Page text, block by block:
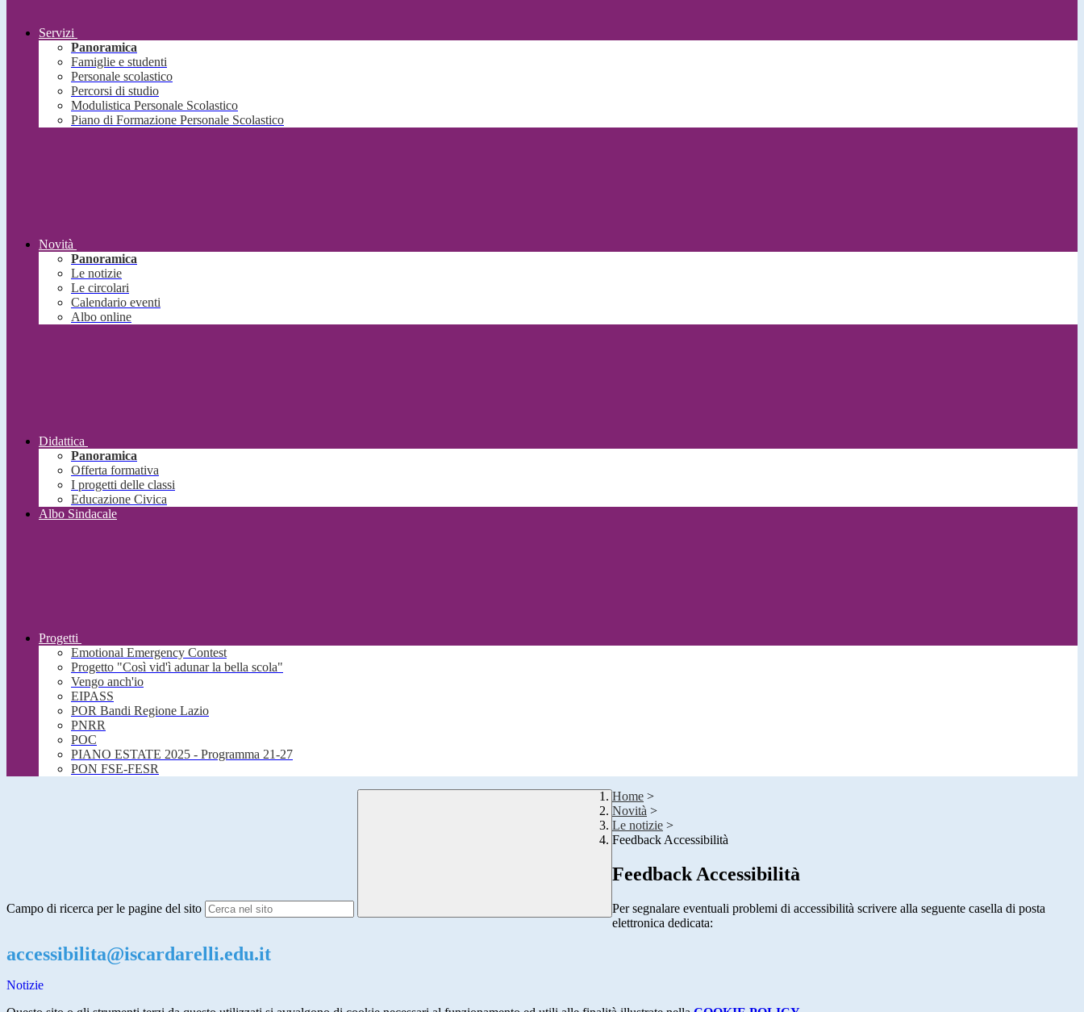
Servizi
Panoramica
Famiglie e studenti
Personale scolastico
Percorsi di studio
Modulistica Personale Scolastico
Piano di Formazione Personale Scolastico
Novità
Panoramica
Le notizie
Le circolari
Calendario eventi
Albo online
Didattica
Panoramica
Offerta formativa
I progetti delle classi
Educazione Civica
Albo Sindacale
Progetti
Emotional Emergency Contest
Progetto "Così vid'ì adunar la bella scola"
Vengo anch'io
EIPASS
POR Bandi Regione Lazio
PNRR
POC
PIANO ESTATE 2025 - Programma 21-27
PON FSE-FESR
Campo di ricerca per le pagine del sito
Home >
Novità >
Le notizie >
Feedback Accessibilità
Feedback Accessibilità
Per segnalare eventuali problemi di accessibilità scrivere alla seguente casella di posta
elettronica dedicata:
accessibilita@iscardarelli.edu.it
Notizie